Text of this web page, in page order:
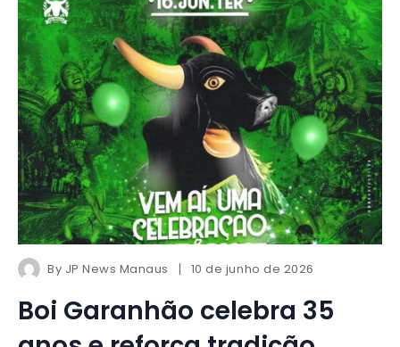
By JP News Manaus 10 de junho de 2026
Boi Garanhão celebra 35